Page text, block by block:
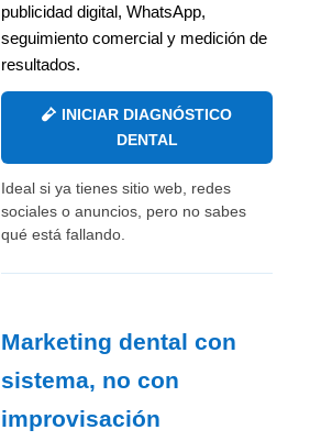
publicidad digital, WhatsApp,
seguimiento comercial y medición de
resultados.
INICIAR DIAGNÓSTICO
DENTAL
Ideal si ya tienes sitio web, redes
sociales o anuncios, pero no sabes
qué está fallando.
Marketing dental con
sistema, no con
improvisación